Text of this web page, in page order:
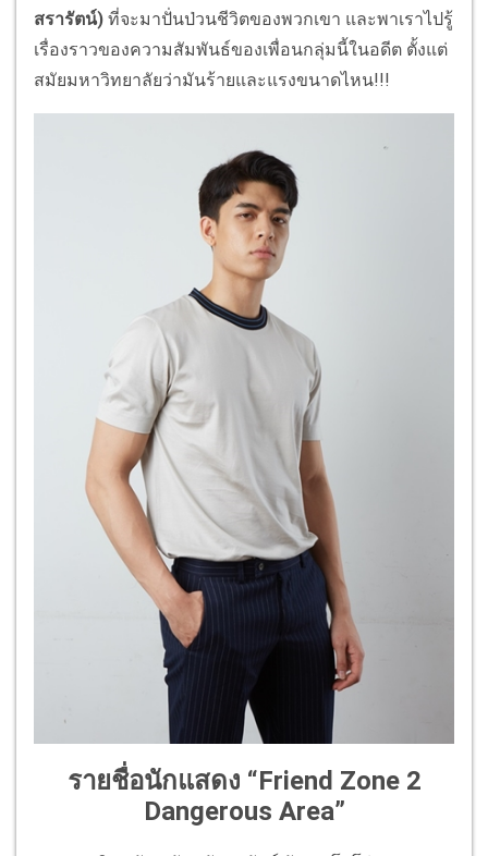
สรารัตน์) ที่จะมาปั่นป่วนชีวิตของพวกเขา และพาเราไปรู้
เรื่องราวของความสัมพันธ์ของเพื่อนกลุ่มนี้ในอดีต ตั้งแต่
สมัยมหาวิทยาลัยว่ามันร้ายและแรงขนาดไหน!!!
รายชื่อนักแสดง “Friend Zone 2
Dangerous Area”